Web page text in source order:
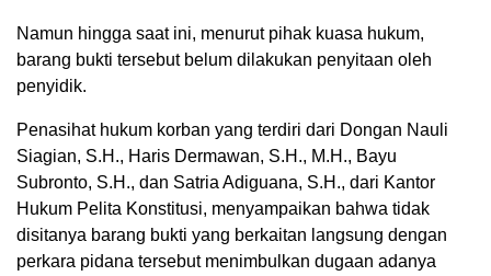
Namun hingga saat ini, menurut pihak kuasa hukum,
barang bukti tersebut belum dilakukan penyitaan oleh
penyidik.
Penasihat hukum korban yang terdiri dari Dongan Nauli
Siagian, S.H., Haris Dermawan, S.H., M.H., Bayu
Subronto, S.H., dan Satria Adiguana, S.H., dari Kantor
Hukum Pelita Konstitusi, menyampaikan bahwa tidak
disitanya barang bukti yang berkaitan langsung dengan
perkara pidana tersebut menimbulkan dugaan adanya